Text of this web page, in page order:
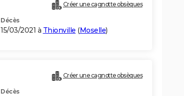
Créer une cagnotte obsèques
Décès
15/03/2021 à Thionville (Moselle)
Créer une cagnotte obsèques
Décès